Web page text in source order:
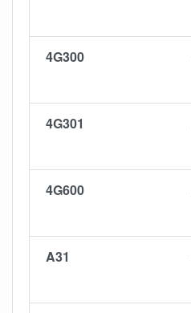
4G300
4G301
4G600
A31